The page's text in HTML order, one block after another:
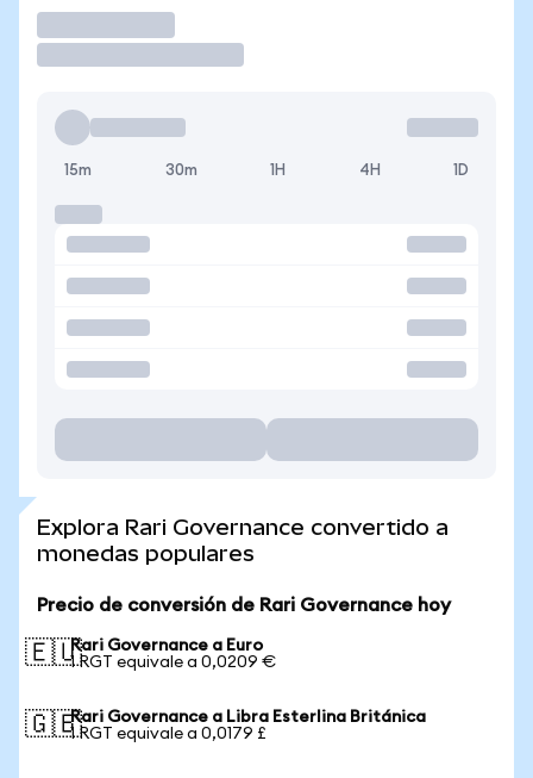
15m 30m 1H 4H 1D
Explora Rari Governance convertido a
monedas populares
Precio de conversión de Rari Governance hoy
🇪🇺Rari Governance a Euro
1 RGT equivale a 0,0209 €
🇬🇧Rari Governance a Libra Esterlina Británica
1 RGT equivale a 0,0179 £